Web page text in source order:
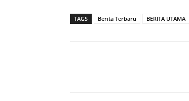
TAGS Berita Terbaru BERITA UTAMA